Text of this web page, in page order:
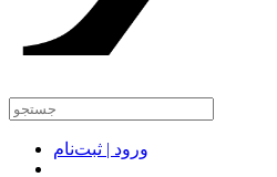
ورود | ثبت‌نام